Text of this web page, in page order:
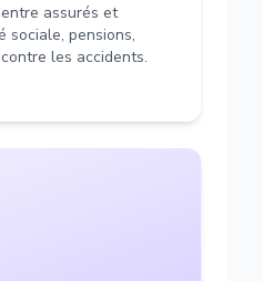
assurés et
sociale, pensions,
les accidents.